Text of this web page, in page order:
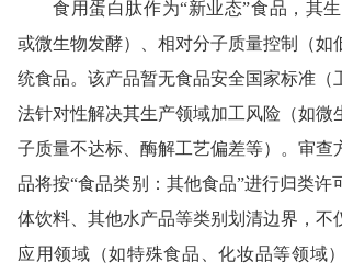
食用蛋白肽作为“新业态”食品，其
或微生物发酵）、相对分子质量控制（如
统食品。该产品暂无食品安全国家标准（
法针对性解决其生产领域加工风险（如微
子质量不达标、酶解工艺偏差等）。审查
品将按“食品类别：其他食品”进行归类许
体饮料、其他水产品等类别划清边界，不
应用领域（如特殊食品、化妆品等领域